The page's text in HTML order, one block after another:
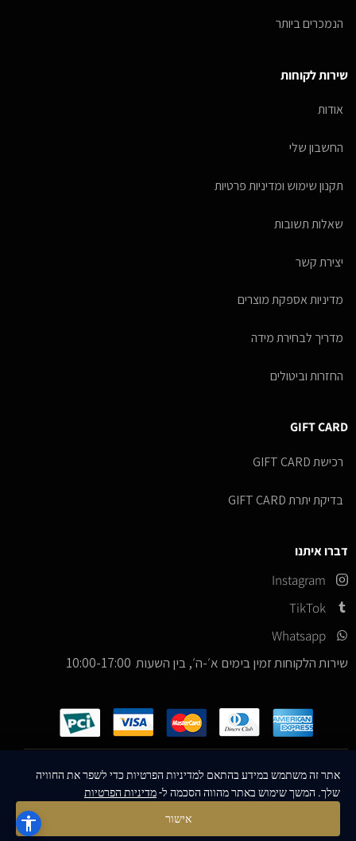
הנמכרים ביותר
שירות לקוחות
אודות
החשבון שלי
תקנון שימוש ומדיניות פרטיות
שאלות תשובות
יצירת קשר
מדיניות אספקת מוצרים
מדריך לבחירת מידה
החזרות וביטולים
GIFT CARD
רכישת GIFT CARD
בדיקת יתרת GIFT CARD
דברו איתנו
Instagram
TikTok
Whatsapp
שירות הלקוחות זמין בימים א׳-ה׳, בין השעות 10:00-17:00
כל הזכויות שמורות – ICE Sneakers© 2026
אתר זה משתמש במידע בהתאם למדיניות הפרטיות כדי לשפר את החוויה
שלך. המשך שימוש באתר מהווה הסכמה ל-מדיניות הפרטיות
אישור